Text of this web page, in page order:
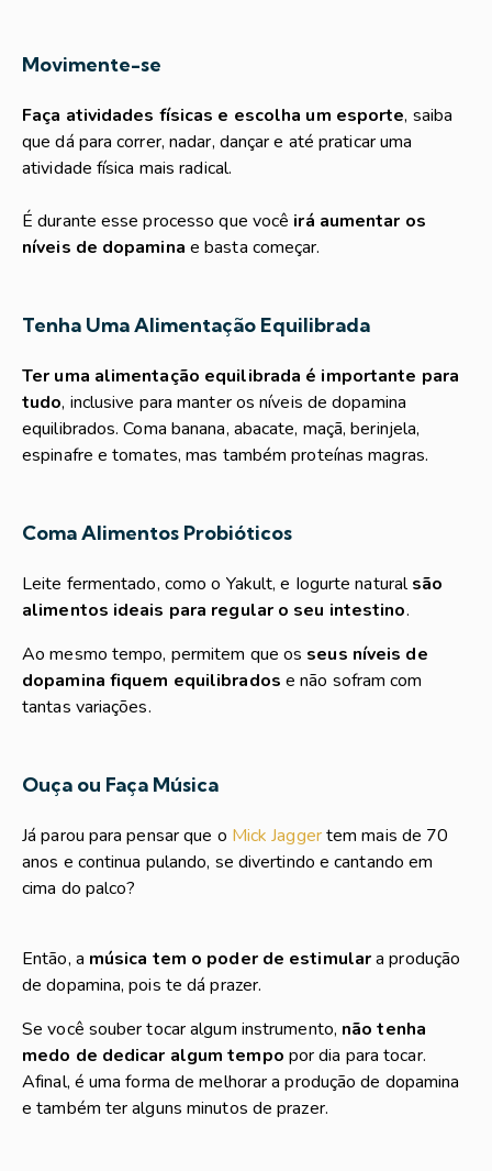
Movimente-se
Faça atividades físicas e escolha um esporte, saiba
que dá para correr, nadar, dançar e até praticar uma
atividade física mais radical.
É durante esse processo que você irá aumentar os
níveis de dopamina e basta começar.
Tenha Uma Alimentação Equilibrada
Ter uma alimentação equilibrada é importante para
tudo, inclusive para manter os níveis de dopamina
equilibrados. Coma banana, abacate, maçã, berinjela,
espinafre e tomates, mas também proteínas magras.
Coma Alimentos Probióticos
Leite fermentado, como o Yakult, e Iogurte naturalsão
alimentos ideais para regular o seu intestino.
Ao mesmo tempo, permitem que os seus níveis de
dopamina fiquem equilibrados e não sofram com
tantas variações.
Ouça ou Faça Música
Já parou para pensar que o Mick Jaggertem mais de 70
anos e continua pulando, se divertindo e cantando em
cima do palco?
Então, a música tem o poder de estimulara produção
de dopamina, pois te dá prazer.
Se você souber tocar algum instrumento, não tenha
medo de dedicar algum tempo por dia para tocar.
Afinal, é uma forma de melhorar a produção de dopamina
e também ter alguns minutos de prazer.